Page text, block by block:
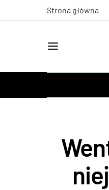
Strona główna